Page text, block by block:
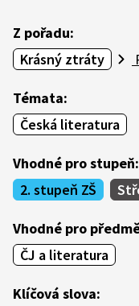
Z pořadu:
Krásný ztráty
Témata:
Česká literatura
Vhodné pro stupeň:
2. stupeň ZŠ
Vhodné pro
ČJ a literatura
Klíčová slova: